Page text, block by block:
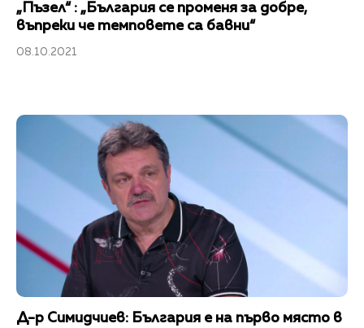
„Пъзел“ : „България се променя за добре,
въпреки че темповете са бавни“
08.10.2021
Д-р Симидчиев: България е на първо място в